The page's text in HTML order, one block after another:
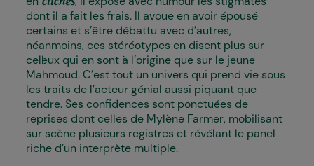
dont il a fait les frais. Il avoue en avoir épousé
certains et s’être débattu avec d’autres,
néanmoins, ces stéréotypes en disent plus sur
cell·eux qui en sont à l’origine que sur le jeune
Mahmoud. C’est tout un univers qui prend vie sous
les traits de l’acteur génial aussi piquant que
tendre. Ses confidences sont ponctuées de
reprises dont celles de Mylène Farmer, mobilisant
sur scène plusieurs registres et révélant le panel
riche d’un interprète multiple.